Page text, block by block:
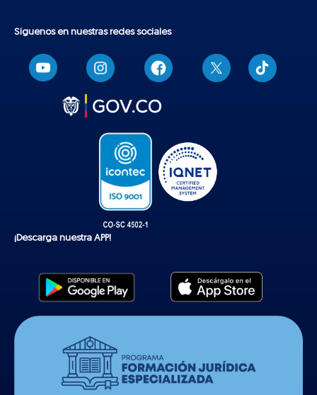
Síguenos en nuestras redes sociales
T
i
k
¡Descarga nuestra APP!